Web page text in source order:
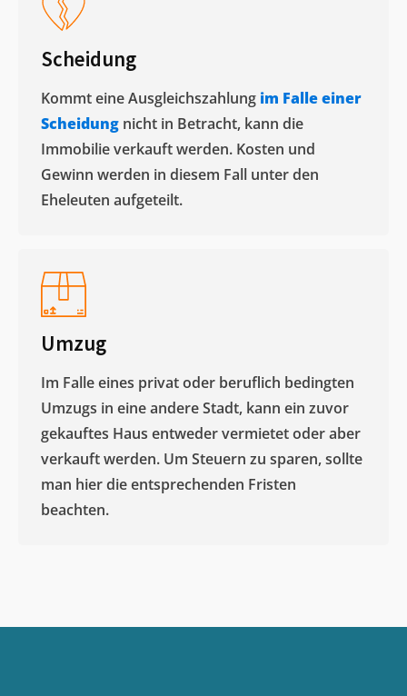
Scheidung
Kommt eine Ausgleichszahlung im Falle einer
Scheidung nicht in Betracht, kann die
Immobilie verkauft werden. Kosten und
Gewinn werden in diesem Fall unter den
Eheleuten aufgeteilt.​
Umzug
Im Falle eines privat oder beruflich bedingten
Umzugs in eine andere Stadt, kann ein zuvor
gekauftes Haus entweder vermietet oder aber
verkauft werden. Um Steuern zu sparen, sollte
man hier die entsprechenden Fristen
beachten.